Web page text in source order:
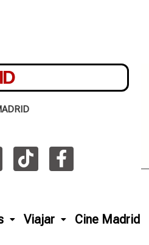
Viajar Cine Madrid